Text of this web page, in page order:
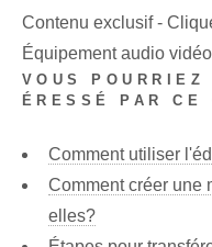
Contenu exclusif -
Équipement audio vidéo
VOUS
ÉRESSÉ PAR CE
Comment utiliser
Comment créer une
elles?